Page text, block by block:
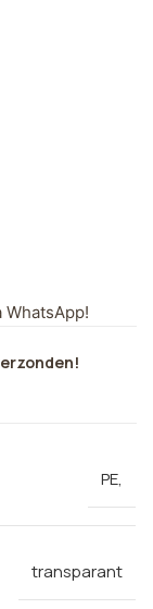
PE,
transparant